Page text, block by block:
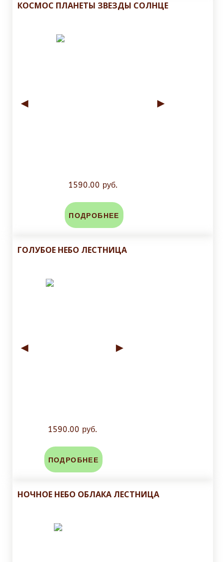
КОСМОС ПЛАНЕТЫ ЗВЕЗДЫ СОЛНЦЕ
◄ ►
1590.00 руб.
ПОДРОБНЕЕ
ГОЛУБОЕ НЕБО ЛЕСТНИЦА
◄ ►
1590.00 руб.
ПОДРОБНЕЕ
НОЧНОЕ НЕБО ОБЛАКА ЛЕСТНИЦА